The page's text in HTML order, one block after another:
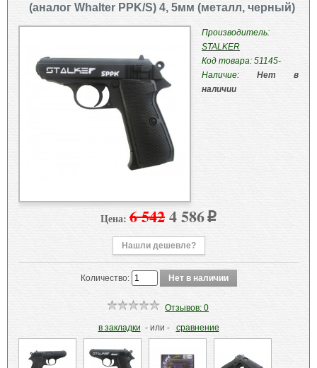
(аналог Whalter PPK/S) 4, 5мм (металл, черный)
Производитель:
STALKER
Код товара: 51145-
Наличие: Нет в
наличии
Цена: 6 5424 586 p
Нашли дешевле?
Количество:
Отзывов: 0
в закладки - или - сравнение